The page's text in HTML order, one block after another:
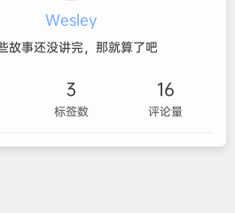
Wesley
故事还没讲完，那就算了吧
3
标签数
16
评论量